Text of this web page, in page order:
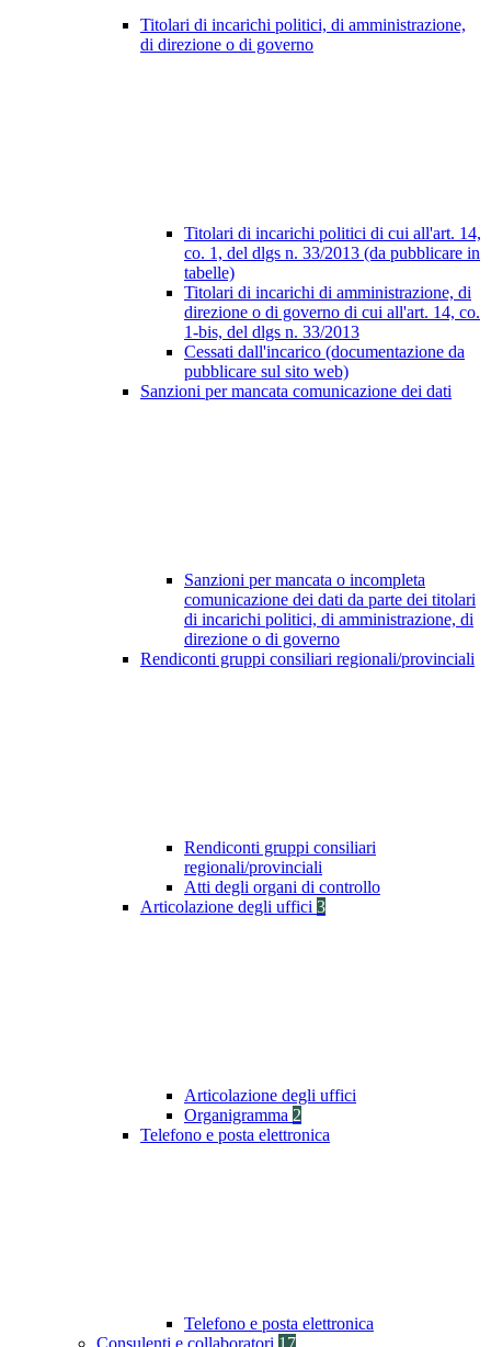
Titolari di incarichi politici, di amministrazione,
di direzione o di governo
Titolari di incarichi politici di cui all'art. 14,
co. 1, del dlgs n. 33/2013 (da pubblicare in
tabelle)
Titolari di incarichi di amministrazione, di
direzione o di governo di cui all'art. 14, co.
1-bis, del dlgs n. 33/2013
Cessati dall'incarico (documentazione da
pubblicare sul sito web)
Sanzioni per mancata comunicazione dei dati
Sanzioni per mancata o incompleta
comunicazione dei dati da parte dei titolari
di incarichi politici, di amministrazione, di
direzione o di governo
Rendiconti gruppi consiliari regionali/provinciali
Rendiconti gruppi consiliari
regionali/provinciali
Atti degli organi di controllo
Articolazione degli uffici 3
Articolazione degli uffici
Organigramma 2
Telefono e posta elettronica
Telefono e posta elettronica